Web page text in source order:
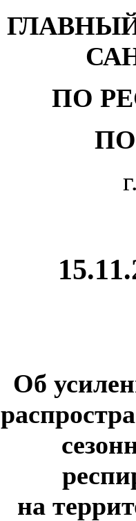
ПО
Об
на